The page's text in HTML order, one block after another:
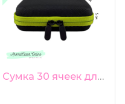
Сумка 30 ячеек для пробников 1-3 мл зеленая молния